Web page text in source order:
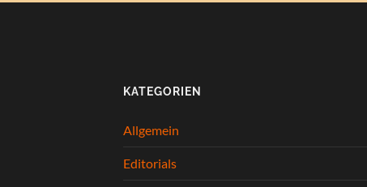
KATEGORIEN
Allgemein
Editorials